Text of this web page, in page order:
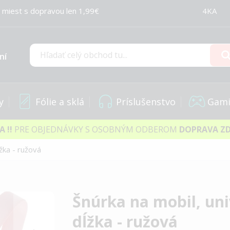
s dopravou len 1,99€ 4KA
Hľadať
Fólie a sklá Príslušenstvo
!! PRE OBJEDNÁVKY S OSOBNÝM ODBEROM DOPRAVA
- ružová
Šnúrka na mobil,
dĺžka - ružová